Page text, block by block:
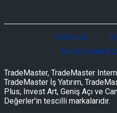
Şirket Raporu:
Hakkında
Nasıl Hesap
TradeMaster, TradeMaster
TradeMaster İş Yatırım,
Plus, Invest Art, Geniş Açı ve
Değerler'in tescilli markalarıdır.